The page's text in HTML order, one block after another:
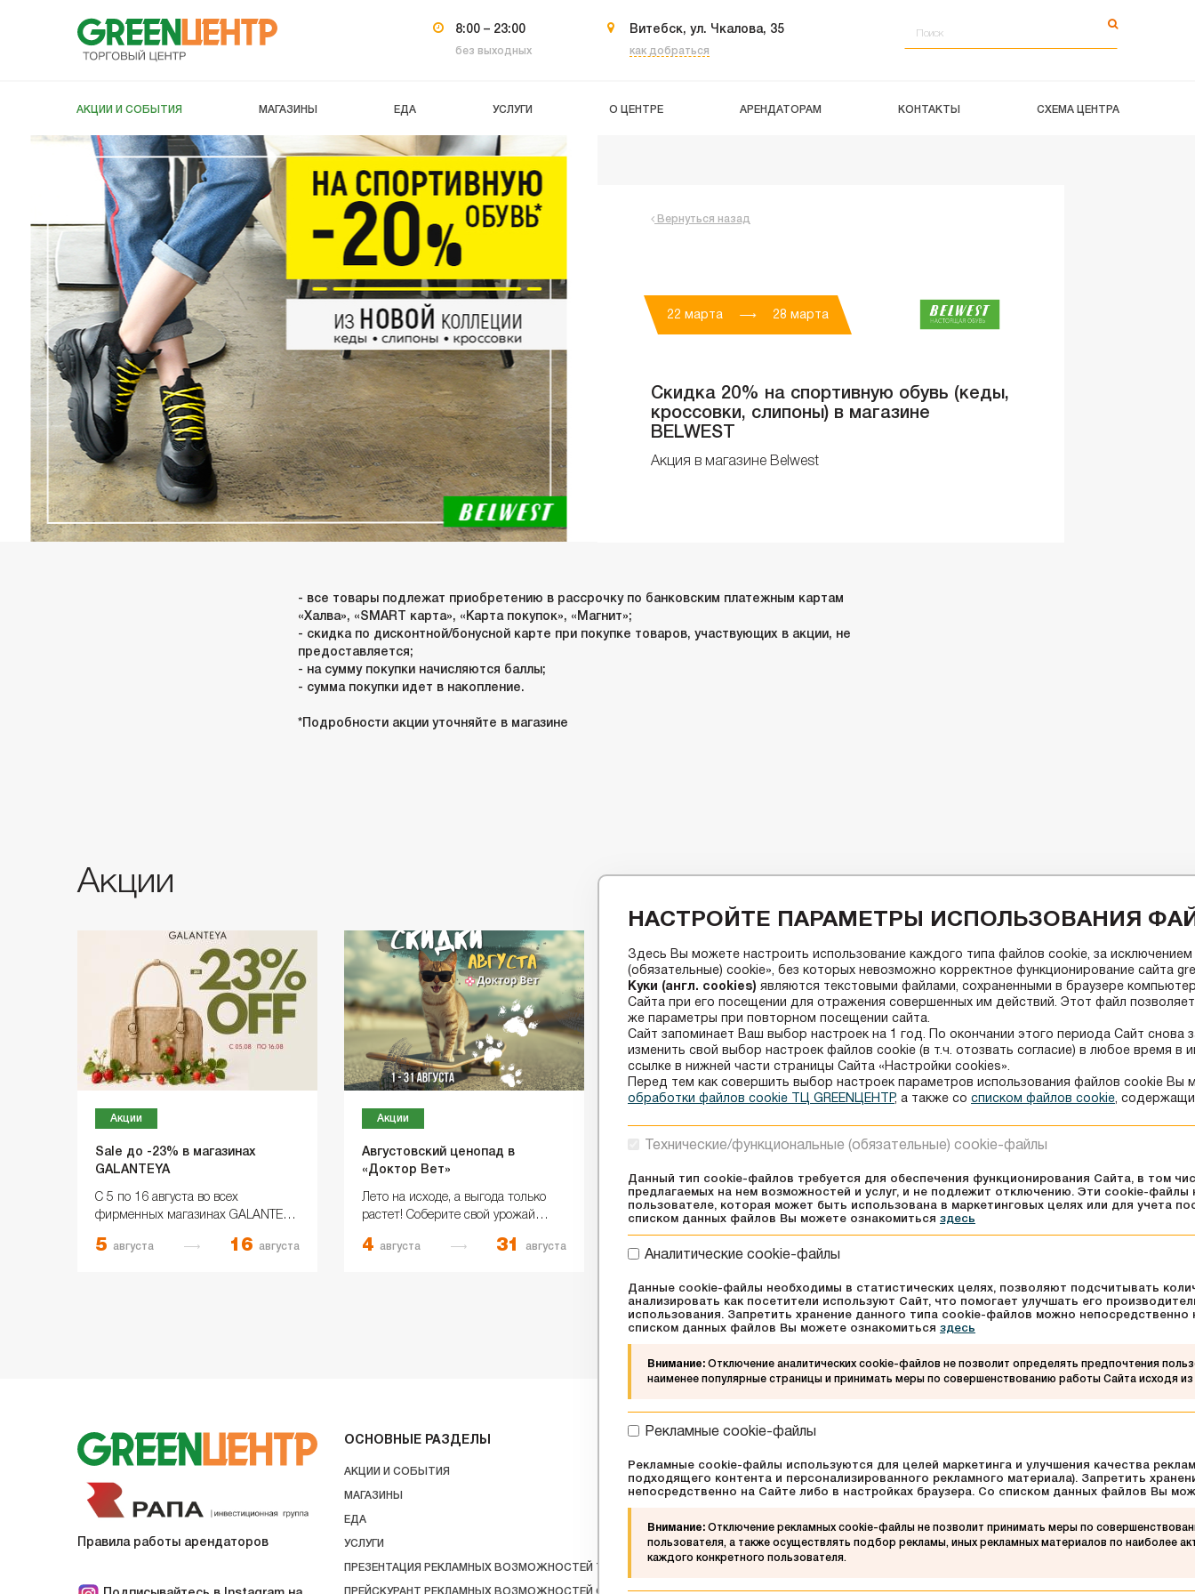
8:00 – 23:00
без выходных
Витебск, ул. Чкалова, 35
как добраться
АКЦИИ И СОБЫТИЯ МАГАЗИНЫ ЕДА УСЛУГИ О ЦЕНТРЕ АРЕНДАТОРАМ КОНТАКТЫ СХЕМА ЦЕНТРА
Вернуться назад
22 марта 28 марта
Скидка 20% на спортивную обувь (кеды,
кроссовки, слипоны) в магазине
BELWEST
Акция в магазине Belwest
- все товары подлежат приобретению в рассрочку по банковским платежным картам
«Халва», «SMART карта», «Карта покупок», «Магнит»;
- скидка по дисконтной/бонусной карте при покупке товаров, участвующих в акции, не
предоставляется;
- на сумму покупки начисляются баллы;
- сумма покупки идет в накопление.
*Подробности акции уточняйте в магазине
Акции
Акции
Sale до -23% в магазинах
GALANTEYA
С 5 по 16 августа во всех
фирменных магазинах GALANTEYA
5 августа 16 августа
Акции
Августовский ценопад в
«Доктор Вет»
Лето на исходе, а выгода только
растет! Соберите свой урожай
«Доктор Вет» действуют выгодные
4 августа 31 августа
Акция GREEN DAYS в сети
С 6 по 9 августа в сети GREEN
проходят дни выгодных покупок —
настоящий праздник для гурманов
и любителей свежих продуктов.
6 августа 9 августа
Большая летняя распродажа в
Только в августе в магазинах
Askona скидки на товары для
здорового сна до 60%!
Правила работы арендаторов
ОСНОВНЫЕ РАЗДЕЛЫ
АКЦИИ И СОБЫТИЯ
МАГАЗИНЫ
ЕДА
УСЛУГИ
ПРЕЗЕНТАЦИЯ РЕКЛАМНЫХ ВОЗМОЖНОСТЕЙ ТЦ
О ЦЕНТРЕ
АРЕНДАТОРАМ
СХЕМА ЦЕНТРА
8:00 – 23:00
гипермаркет
10:00 – 22:00
НАСТРОЙТЕ ПАРАМЕТРЫ ИСПОЛЬЗОВАНИЯ
Здесь Вы можете настроить использование каждого типа файлов cookie, за исключением
(обязательные) cookie», без которых невозможно корректное функционирование сайта
Куки (англ. cookies) являются текстовыми файлами, сохраненными в браузере
Сайта при его посещении для отражения совершенных им действий. Этот файл
же параметры при повторном посещении сайта.
Сайт запоминает Ваш выбор настроек на 1 год. По окончании этого периода Сайт снова
изменить свой выбор настроек файлов сookie (в т.ч. отозвать согласие) в любое время в
ссылке в нижней части страницы Сайта «Настройки cookies».
Перед тем как совершить выбор настроек параметров использования файлов сookie Вы
обработки файлов cookie ТЦ GREENЦЕНТР, а также co списком файлов cookie ,
Технические/функциональные (обязательные) cookie-файлы
Данный тип cookie-файлов требуется для обеспечения функционирования Сайта, в том
предлагаемых на нем возможностей и услуг, и не подлежит отключению. Эти сookie-
пользователе, которая может быть использована в маркетинговых целях или для учета
списком данных файлов Вы можете ознакомиться здесь
Аналитические cookie-файлы
Данные cookie-файлы необходимы в статистических целях, позволяют подсчитывать
анализировать как посетители используют Сайт, что помогает улучшать его
использования. Запретить хранение данного типа cookie-файлов можно непосредственно
списком данных файлов Вы можете ознакомиться здесь
Внимание: Отключение аналитических cookie-файлов не позволит определять предпочтения
наименее популярные страницы и принимать меры по совершенствованию работы Сайта исходя
Рекламные cookie-файлы
Рекламные cookie-файлы используются для целей маркетинга и улучшения качества
подходящего контента и персонализированного рекламного материала). Запретить
непосредственно на Сайте либо в настройках браузера. Со списком данных файлов Вы
Внимание: Отключение рекламных cookie-файлы не позволит принимать меры по
пользователя, а также осуществлять подбор рекламы, иных рекламных материалов по наиболее
каждого конкретного пользователя.